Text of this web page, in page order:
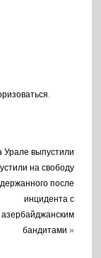
Урале выпустили
на свободу
после
инцидента с
азербайджанским
бандитами »